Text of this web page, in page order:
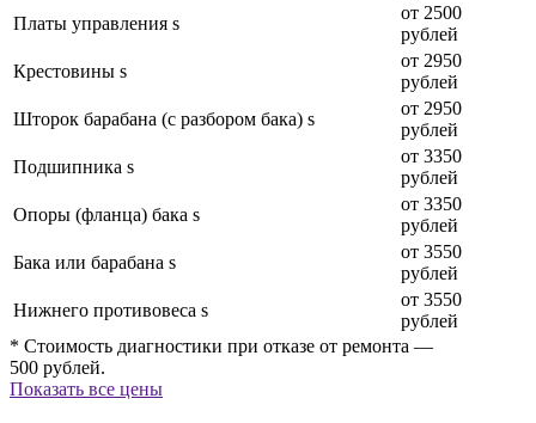
Платы управления s
от 2500
рублей
Крестовины s
от 2950
рублей
Шторок барабана (с разбором бака) s
от 2950
рублей
Подшипника s
от 3350
рублей
Опоры (фланца) бака s
от 3350
рублей
Бака или барабана s
от 3550
рублей
Нижнего противовеса s
от 3550
рублей
* Стоимость диагностики при отказе от ремонта —
500 рублей.
Показать все цены